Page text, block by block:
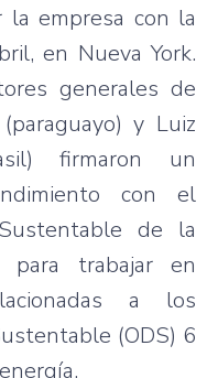
la empresa con la
en Nueva York.
generales de
y Luiz
firmaron un
con el
de la
para trabajar en
a los
(ODS) 6